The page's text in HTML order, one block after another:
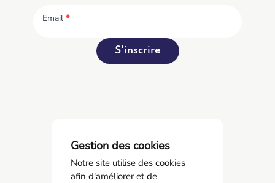
Email *
S'inscrire
Gestion des cookies
Notre site utilise des cookies
afin d'améliorer et de